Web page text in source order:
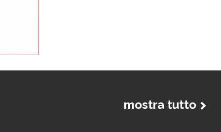
mostra tutto